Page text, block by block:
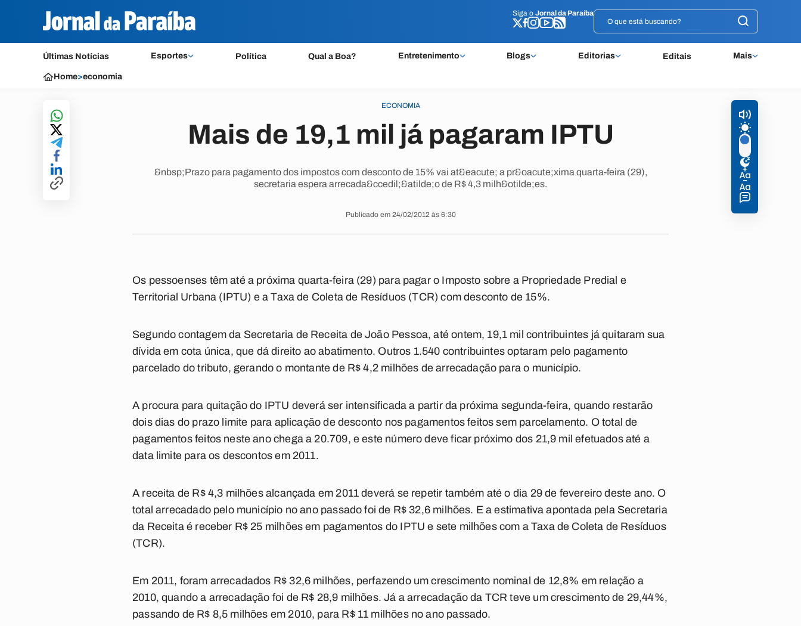
Siga o Jornal da Paraíba
Últimas Notícias Esportes Política Qual a Boa? Entretenimento Blogs Editorias Editais Mais
Siga o Jornal da Paraíba
Home>economia
ECONOMIA
Mais de 19,1 mil já pagaram IPTU
&nbsp;Prazo para pagamento dos impostos com desconto de 15% vai at&eacute; a pr&oacute;xima quarta-feira (29),
secretaria espera arrecada&ccedil;&atilde;o de R$ 4,3 milh&otilde;es.
Publicado em 24/02/2012 às 6:30
Os pessoenses têm até a próxima quarta-feira (29) para pagar o Imposto sobre a Propriedade Predial e
Territorial Urbana (IPTU) e a Taxa de Coleta de Resíduos (TCR) com desconto de 15%.
Segundo contagem da Secretaria de Receita de João Pessoa, até ontem, 19,1 mil contribuintes já quitaram sua
dívida em cota única, que dá direito ao abatimento. Outros 1.540 contribuintes optaram pelo pagamento
parcelado do tributo, gerando o montante de R$ 4,2 milhões de arrecadação para o município.
A procura para quitação do IPTU deverá ser intensificada a partir da próxima segunda-feira, quando restarão
dois dias do prazo limite para aplicação de desconto nos pagamentos feitos sem parcelamento. O total de
pagamentos feitos neste ano chega a 20.709, e este número deve ficar próximo dos 21,9 mil efetuados até a
data limite para os descontos em 2011.
A receita de R$ 4,3 milhões alcançada em 2011 deverá se repetir também até o dia 29 de fevereiro deste ano. O
total arrecadado pelo município no ano passado foi de R$ 32,6 milhões. E a estimativa apontada pela Secretaria
da Receita é receber R$ 25 milhões em pagamentos do IPTU e sete milhões com a Taxa de Coleta de Resíduos
(TCR).
Em 2011, foram arrecadados R$ 32,6 milhões, perfazendo um crescimento nominal de 12,8% em relação a
2010, quando a arrecadação foi de R$ 28,9 milhões. Já a arrecadação da TCR teve um crescimento de 29,44%,
passando de R$ 8,5 milhões em 2010, para R$ 11 milhões no ano passado.